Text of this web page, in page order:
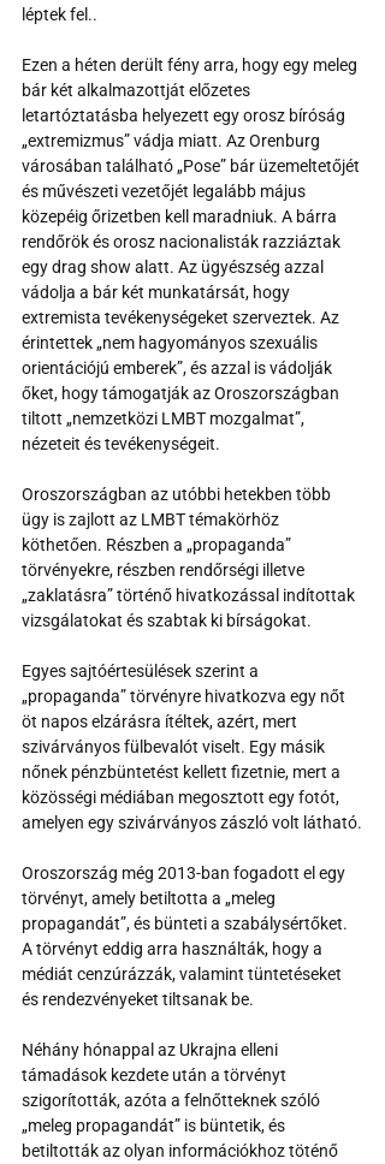
léptek fel..
Ezen a héten derült fény arra, hogy egy meleg
bár két alkalmazottját előzetes
letartóztatásba helyezett egy orosz bíróság
„extremizmus” vádja miatt. Az Orenburg
városában található „Pose” bár üzemeltetőjét
és művészeti vezetőjét legalább május
közepéig őrizetben kell maradniuk. A bárra
rendőrök és orosz nacionalisták razziáztak
egy drag show alatt. Az ügyészség azzal
vádolja a bár két munkatársát, hogy
extremista tevékenységeket szerveztek. Az
érintettek „nem hagyományos szexuális
orientációjú emberek”, és azzal is vádolják
őket, hogy támogatják az Oroszországban
tiltott „nemzetközi LMBT mozgalmat”,
nézeteit és tevékenységeit.
Oroszországban az utóbbi hetekben több
ügy is zajlott az LMBT témakörhöz
köthetően. Részben a „propaganda”
törvényekre, részben rendőrségi illetve
„zaklatásra” történő hivatkozással indítottak
vizsgálatokat és szabtak ki bírságokat.
Egyes sajtóértesülések szerint a
„propaganda” törvényre hivatkozva egy nőt
öt napos elzárásra ítéltek, azért, mert
szivárványos fülbevalót viselt. Egy másik
nőnek pénzbüntetést kellett fizetnie, mert a
közösségi médiában megosztott egy fotót,
amelyen egy szivárványos zászló volt látható.
Oroszország még 2013-ban fogadott el egy
törvényt, amely betiltotta a „meleg
propagandát”, és bünteti a szabálysértőket.
A törvényt eddig arra használták, hogy a
médiát cenzúrázzák, valamint tüntetéseket
és rendezvényeket tiltsanak be.
Néhány hónappal az Ukrajna elleni
támadások kezdete után a törvényt
szigorították, azóta a felnőtteknek szóló
„meleg propagandát” is büntetik, és
betiltották az olyan információkhoz töténő